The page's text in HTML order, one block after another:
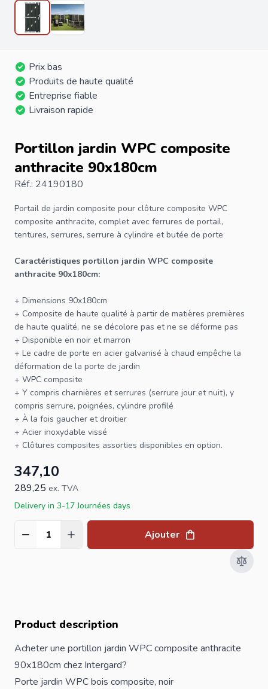
Prix bas
Produits de haute qualité
Entreprise fiable
Livraison rapide
Portillon jardin WPC composite
anthracite 90x180cm
Réf.: 24190180
Portail de jardin composite pour clôture composite WPC
composite anthracite, complet avec ferrures de portail,
tentures, serrures, serrure à cylindre et butée de porte
Caractéristiques portillon jardin WPC composite
anthracite 90x180cm:
+ Dimensions 90x180cm
+ Composite de haute qualité à partir de matières premières
de haute qualité, ne se décolore pas et ne se déforme pas
+ Disponible en noir et marron
+ Le cadre de porte en acier galvanisé à chaud empêche la
déformation de la porte de jardin
+ WPC composite
+ Y compris charnières et serrures (serrure jour et nuit), y
compris serrure, poignées, cylindre profilé
+ À la fois gaucher et droitier
+ Acier inoxydable vissé
+ Clôtures composites assorties disponibles en option.
347,10
289,25 ex. TVA
Delivery in 3-17 Journées days
Quantité Ajouter
Product description
Acheter une portillon jardin WPC composite anthracite
90x180cm chez Intergard?
Porte jardin WPC bois composite, noir